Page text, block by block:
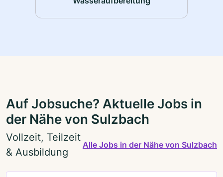
Auf Jobsuche? Aktuelle Jobs in
der Nähe von Sulzbach
Vollzeit, Teilzeit
& Ausbildung
Alle Jobs in der Nähe von Sulzbach